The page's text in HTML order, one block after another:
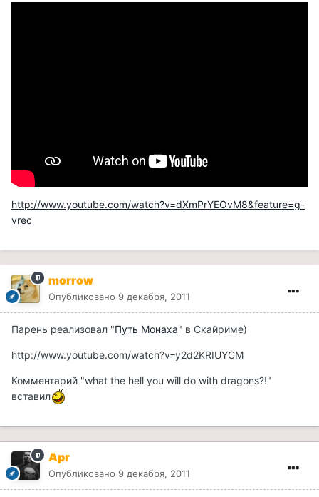
http://www.youtube.com/watch?v=dXmPrYEOvM8&feature=g-
vrec
morrow
Опубликовано 9 декабря, 2011
Парень реализовал "Путь Монаха" в Скайриме)
http://www.youtube.com/watch?v=y2d2KRIUYCM
Комментарий "what the hell you will do with dragons?!"
вставил
Арг
Опубликовано 9 декабря, 2011